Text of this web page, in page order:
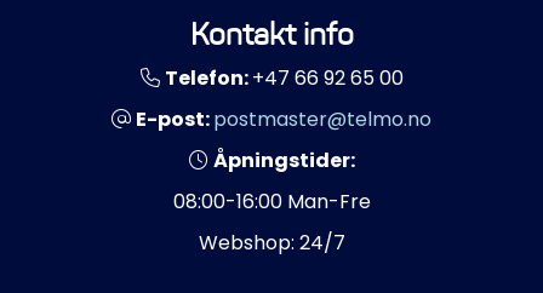
Kontakt info
Telefon:+47 66 92 65 00
E-post:postmaster@telmo.no
Åpningstider:
08:00-16:00 Man-Fre
Webshop: 24/7